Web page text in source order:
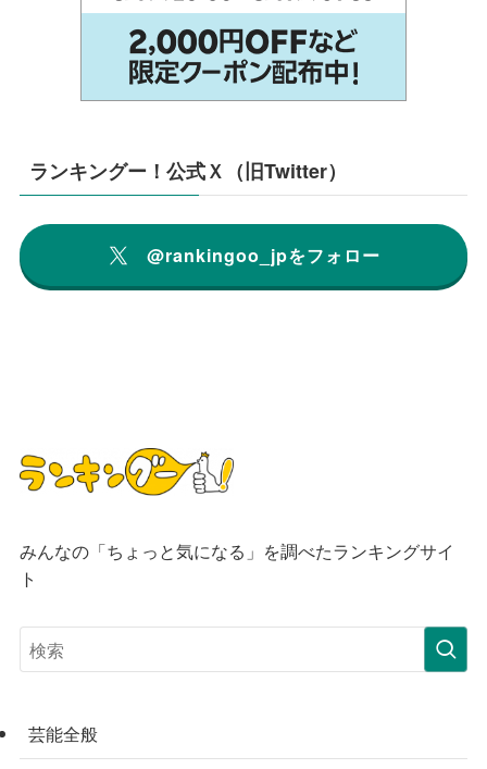
ランキングー！公式Ｘ（旧Twitter）
@rankingoo_jpをフォロー
みんなの「ちょっと気になる」を調べたランキングサイ
ト
芸能全般